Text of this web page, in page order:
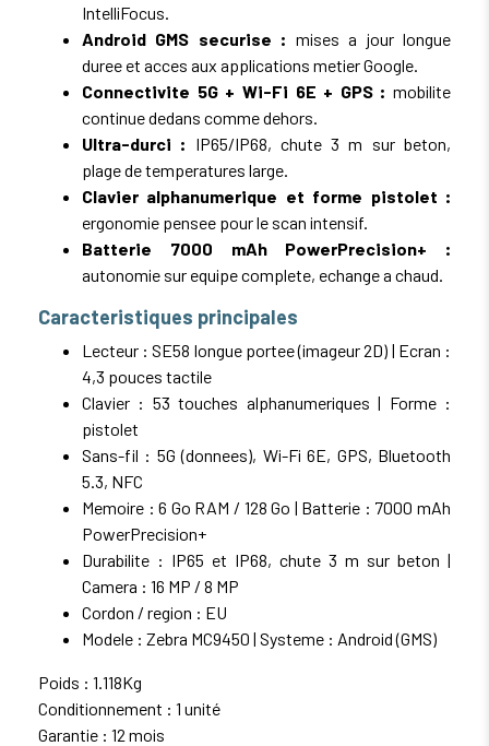
IntelliFocus.
Android GMS securise : mises a jour longue
duree et acces aux applications metier Google.
Connectivite 5G + Wi-Fi 6E + GPS : mobilite
continue dedans comme dehors.
Ultra-durci : IP65/IP68, chute 3 m sur beton,
plage de temperatures large.
Clavier alphanumerique et forme pistolet :
ergonomie pensee pour le scan intensif.
Batterie 7000 mAh PowerPrecision+ :
autonomie sur equipe complete, echange a chaud.
Caracteristiques principales
Lecteur : SE58 longue portee (imageur 2D) | Ecran :
4,3 pouces tactile
Clavier : 53 touches alphanumeriques | Forme :
pistolet
Sans-fil : 5G (donnees), Wi-Fi 6E, GPS, Bluetooth
5.3, NFC
Memoire : 6 Go RAM / 128 Go | Batterie : 7000 mAh
PowerPrecision+
Durabilite : IP65 et IP68, chute 3 m sur beton |
Camera : 16 MP / 8 MP
Cordon / region : EU
Modele : Zebra MC9450 | Systeme : Android (GMS)
Poids : 1.118Kg
Conditionnement : 1 unité
Garantie : 12 mois